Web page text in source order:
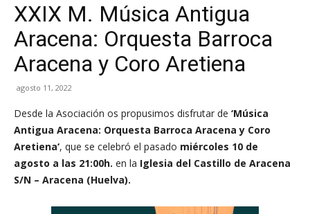
XXIX M. Música Antigua
Aracena: Orquesta Barroca
Aracena y Coro Aretiena
agosto 11, 2022
Desde la Asociación os propusimos disfrutar de ‘Música
Antigua Aracena: Orquesta Barroca Aracena y Coro
Aretiena‘, que se celebró el pasado miércoles 10 de
agosto a las 21:00h. en la Iglesia del Castillo de Aracena
S/N – Aracena (Huelva).